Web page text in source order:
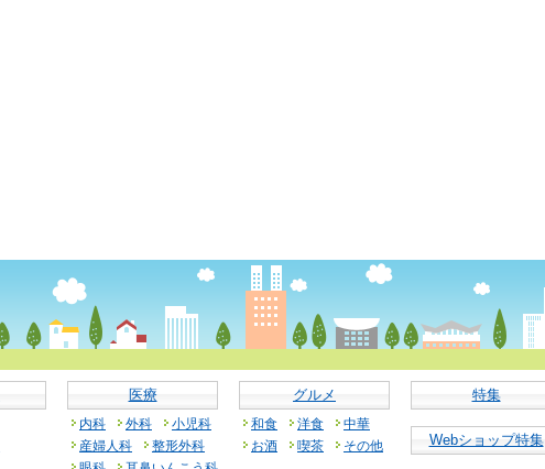
医療
内科 外科
小児科
産婦人科
整形外科
グルメ
和食 洋食
中華
お酒
喫茶 その他
特集
Webショップ特集